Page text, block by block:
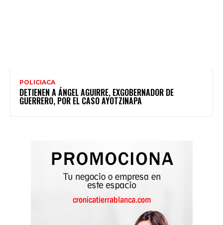
POLICIACA
DETIENEN A ÁNGEL AGUIRRE, EXGOBERNADOR DE
GUERRERO, POR EL CASO AYOTZINAPA